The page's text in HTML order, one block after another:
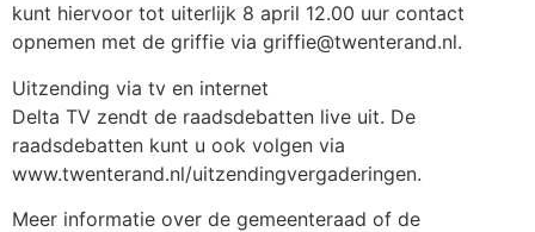
kunt hiervoor tot uiterlijk 8 april 12.00 uur contact
opnemen met de griffie via griffie@twenterand.nl.
Uitzending via tv en internet
Delta TV zendt de raadsdebatten live uit. De
raadsdebatten kunt u ook volgen via
www.twenterand.nl/uitzendingvergaderingen.
Meer informatie over de gemeenteraad of de